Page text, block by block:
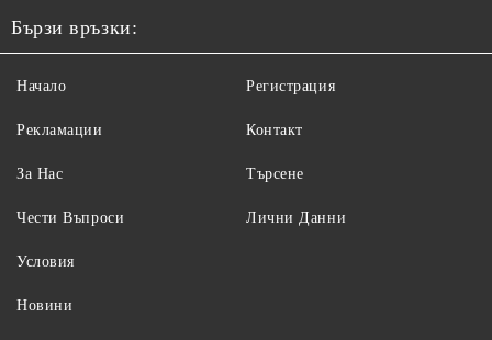
Бързи връзки:
Начало
Рекламации
За Нас
Чести Въпроси
Регистрация
Контакт
Търсене
Лични Данни
Условия
Новини